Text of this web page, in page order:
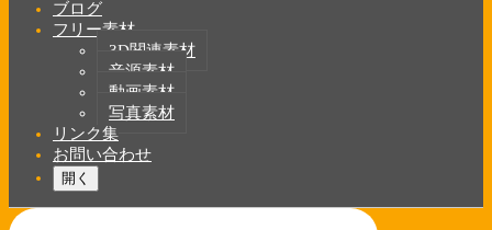
ブログ
フリー素材
3D関連素材
音源素材
動画素材
写真素材
リンク集
お問い合わせ
開く